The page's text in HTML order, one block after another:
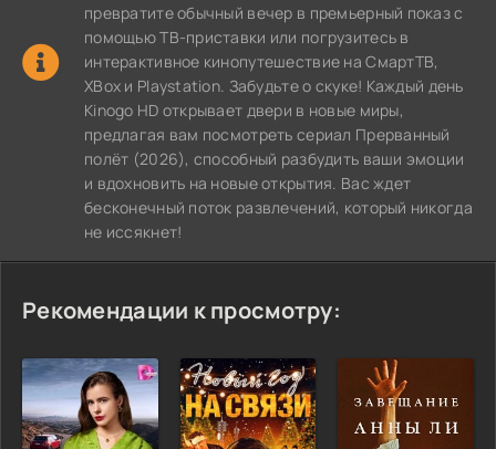
превратите обычный вечер в премьерный показ с
помощью ТВ-приставки или погрузитесь в
интерактивное кинопутешествие на СмартТВ,
XBox и Playstation. Забудьте о скуке! Каждый день
Kinogo HD открывает двери в новые миры,
предлагая вам посмотреть сериал Прерванный
полёт (2026), способный разбудить ваши эмоции
и вдохновить на новые открытия. Вас ждет
бесконечный поток развлечений, который никогда
не иссякнет!
Рекомендации к просмотру: